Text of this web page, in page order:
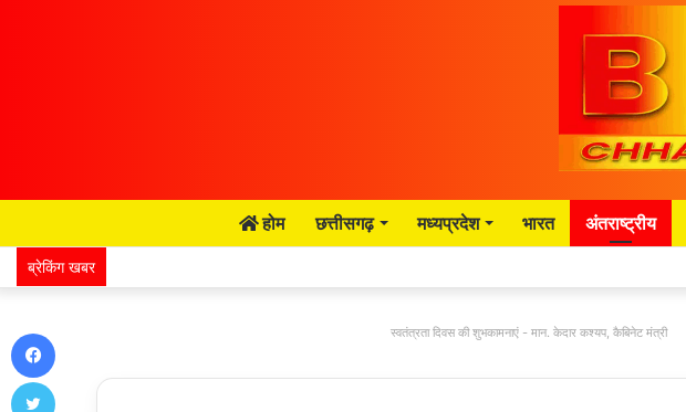
होम छत्तीसगढ़ मध्यप्रदेश भारत अंतराष्ट्रीय
ब्रेकिंग खबर
स्वतंत्रता दिवस की शुभकामनाएं - मान. केदार कश्यप, कैबिनेट मंत्री